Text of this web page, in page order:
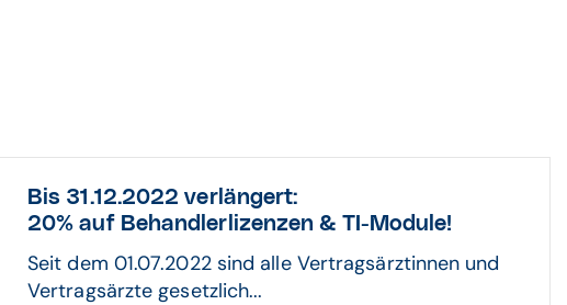
Bis 31.12.2022 verlängert:
20% auf Behandlerlizenzen & TI-Module!
Seit dem 01.07.2022 sind alle Vertragsärztinnen und
Vertragsärzte gesetzlich...